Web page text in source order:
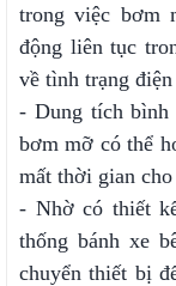
trong việc bơm
động liên tục
về tình trạng
- Dung tích bình
bơm mỡ có thể
mất thời gian
- Nhờ có thiết
thống bánh xe
chuyển thiết bị